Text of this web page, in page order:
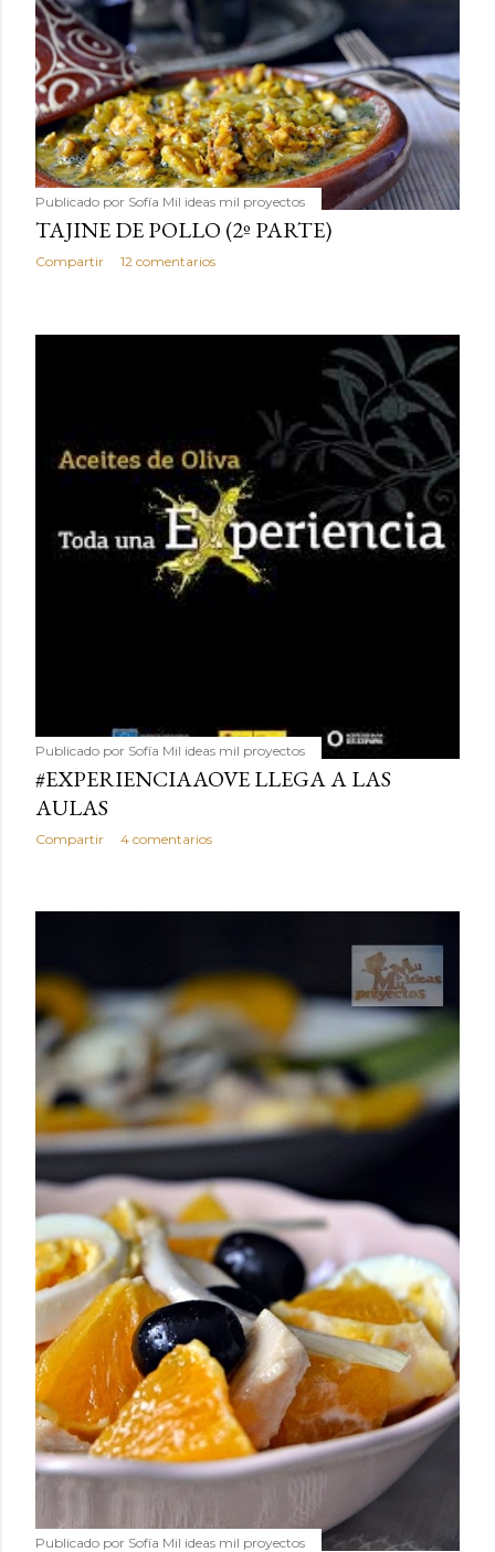
Publicado por Sofía Mil ideas mil proyectos
TAJINE DE POLLO (2º PARTE)
Compartir 12 comentarios
Publicado por Sofía Mil ideas mil proyectos
#EXPERIENCIAAOVE LLEGA A LAS
AULAS
Compartir 4 comentarios
Publicado por Sofía Mil ideas mil proyectos